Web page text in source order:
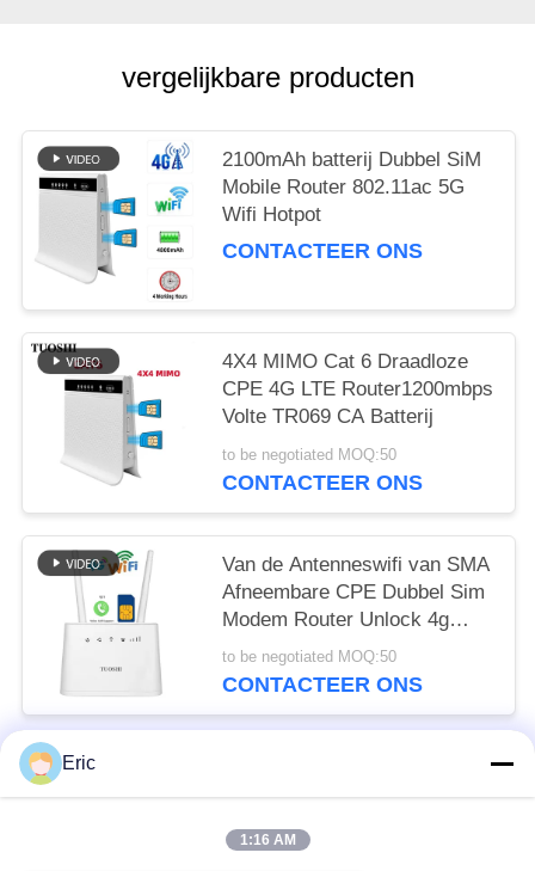
vergelijkbare producten
2100mAh batterij Dubbel SiM
Mobile Router 802.11ac 5G
Wifi Hotpot
CONTACTEER ONS
4X4 MIMO Cat 6 Draadloze
CPE 4G LTE Router1200mbps
Volte TR069 CA Batterij
to be negotiated MOQ:50
CONTACTEER ONS
Van de Antenneswifi van SMA
Afneembare CPE Dubbel Sim
Modem Router Unlock 4g
Draadloze LTE 150mbps
to be negotiated MOQ:50
CONTACTEER ONS
populaire categorieën
Eric
1:16 AM